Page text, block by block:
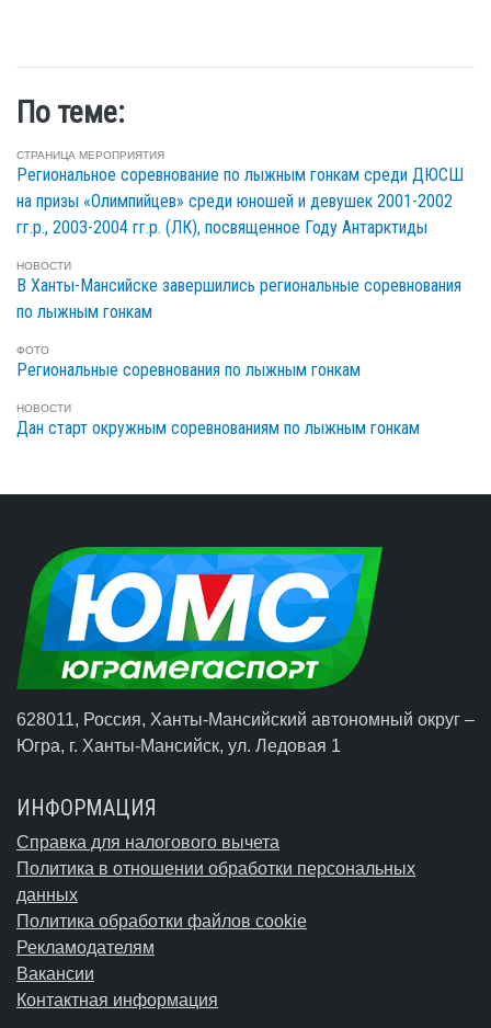
По теме:
СТРАНИЦА МЕРОПРИЯТИЯ
Региональное соревнование по лыжным гонкам среди ДЮСШ
на призы «Олимпийцев» среди юношей и девушек 2001-2002
гг.р., 2003-2004 гг.р. (ЛК), посвященное Году Антарктиды
НОВОСТИ
В Ханты-Мансийске завершились региональные соревнования
по лыжным гонкам
ФОТО
Региональные соревнования по лыжным гонкам
НОВОСТИ
Дан старт окружным соревнованиям по лыжным гонкам
628011, Россия, Ханты-Мансийский автономный округ –
Югра, г. Ханты-Мансийск, ул. Ледовая 1
ИНФОРМАЦИЯ
Справка для налогового вычета
Политика в отношении обработки персональных
данных
Политика обработки файлов cookie
Рекламодателям
Вакансии
Контактная информация